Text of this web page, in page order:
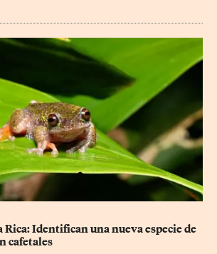
Rica: Identifican una nueva especie de
cafetales